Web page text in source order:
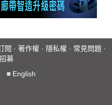
閱 · 著作權 · 隱私權 · 常見問題 ·
募
■ English